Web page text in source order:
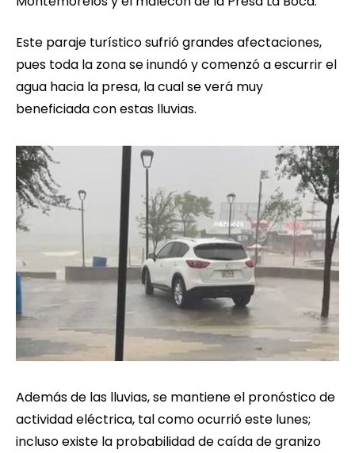
Este paraje turístico sufrió grandes afectaciones,
pues toda la zona se inundó y comenzó a escurrir el
agua hacia la presa, la cual se verá muy
beneficiada con estas lluvias.
Además de las lluvias, se mantiene el pronóstico de
actividad eléctrica, tal como ocurrió este lunes;
incluso existe la probabilidad de caída de granizo